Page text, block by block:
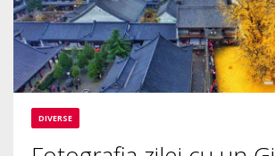
DIVERSE